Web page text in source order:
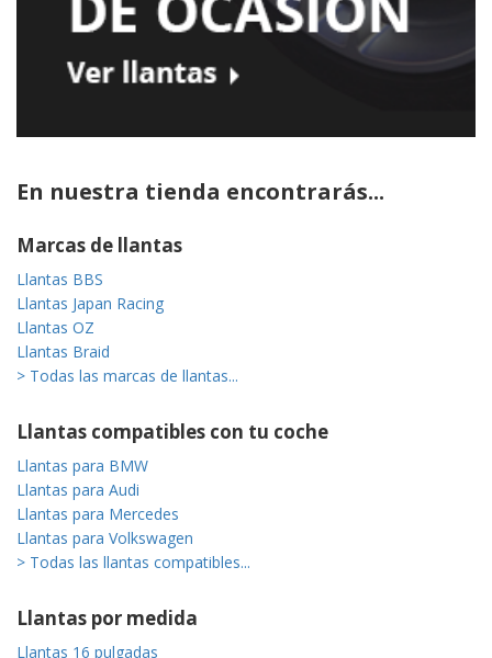
En nuestra tienda encontrarás...
Marcas de llantas
Llantas BBS
Llantas Japan Racing
Llantas OZ
Llantas Braid
> Todas las marcas de llantas...
Llantas compatibles con tu coche
Llantas para BMW
Llantas para Audi
Llantas para Mercedes
Llantas para Volkswagen
> Todas las llantas compatibles...
Llantas por medida
Llantas 16 pulgadas